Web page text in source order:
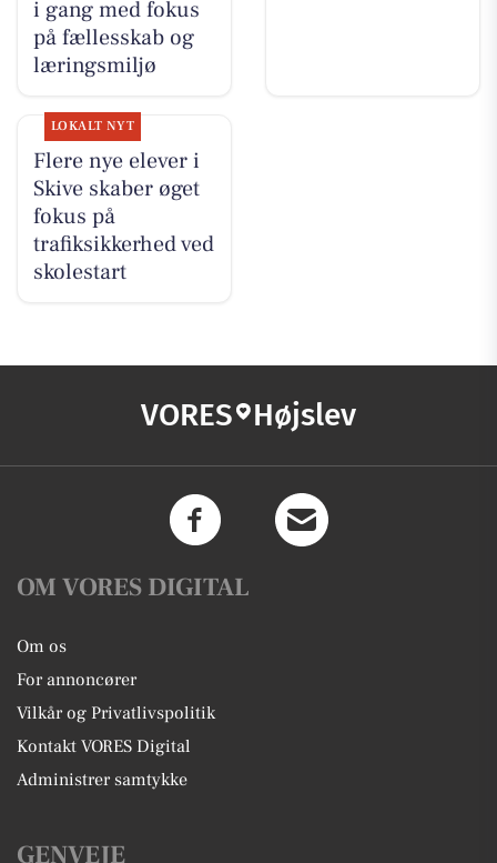
i gang med fokus
på fællesskab og
læringsmiljø
LOKALT NYT
Flere nye elever i
Skive skaber øget
fokus på
trafiksikkerhed ved
skolestart
VORES Højslev
OM VORES DIGITAL
Om os
For annoncører
Vilkår og Privatlivspolitik
Kontakt VORES Digital
Administrer samtykke
GENVEJE